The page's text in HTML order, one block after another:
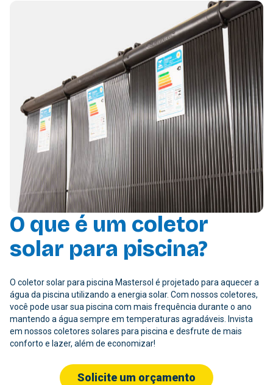
O que é um coletor
solar para piscina?
O coletor solar para piscina Mastersol é projetado para aquecer a
água da piscina utilizando a energia solar. Com nossos coletores,
você pode usar sua piscina com mais frequência durante o ano
mantendo a água sempre em temperaturas agradáveis. Invista
em nossos coletores solares para piscina e desfrute de mais
conforto e lazer, além de economizar!
Solicite um orçamento